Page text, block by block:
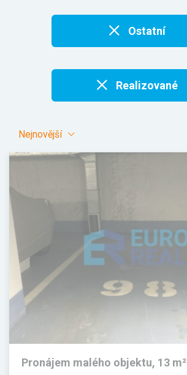
Ostatní
Realizované
Nejnovější
Pronájem malého objektu, 13 m²